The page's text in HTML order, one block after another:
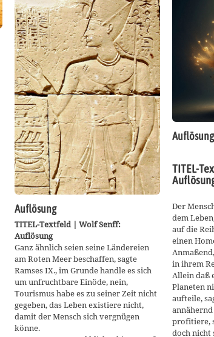
Auflösung
TITEL-Textfeld | Wolf Senff:
Auflösung
Ganz ähnlich seien seine Ländereien
am Roten Meer beschaffen, sagte
Ramses IX., im Grunde handle es sich
um unfruchtbare Einöde, nein,
Tourismus habe es zu seiner Zeit nicht
gegeben, das Leben existiere nicht,
damit der Mensch sich vergnügen
könne.
Auflösung
TITEL-
Der
dem
auf die
einen
in ihrem
Allein daß
Planeten
aufteile,
profitiere,
doch nicht